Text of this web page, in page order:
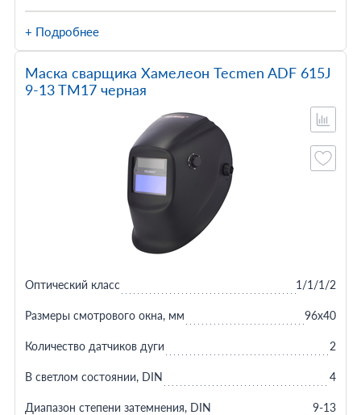
+ Подробнее
Маска сварщика Хамелеон Tecmen ADF 615J
9-13 TM17 черная
Оптический класс 1/1/1/2
Размеры смотрового окна, мм 96x40
Количество датчиков дуги 2
В светлом состоянии, DIN 4
Диапазон степени затемнения, DIN 9-13